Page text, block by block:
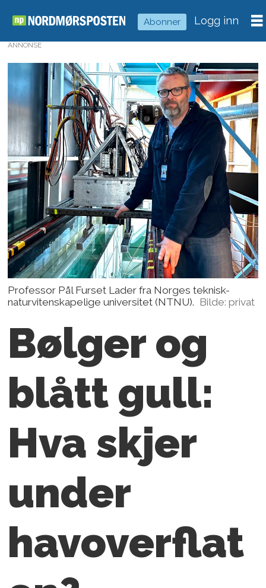
Abonner Logg inn
ANNONSE
Professor Pål Furset Lader fra Norges teknisk-
naturvitenskapelige universitet (NTNU). Bilde: privat
Bølger og
blått gull:
Hva skjer
under
havoverflat